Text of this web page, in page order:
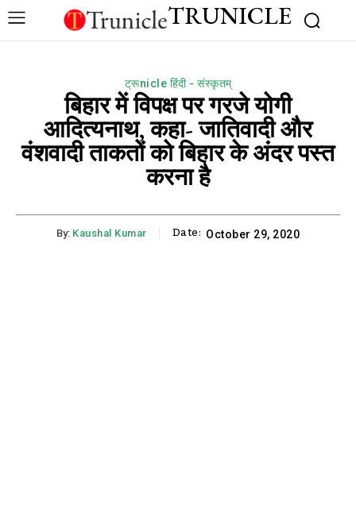
TRUNICLE
ट्रूnicle हिंदी - संस्कृतम्
बिहार में विपक्ष पर गरजे योगी
आदित्यनाथ, कहा- जातिवादी और
वंशवादी ताकतों को बिहार के अंदर पस्त
करना है
By: Kaushal Kumar Date: October 29, 2020